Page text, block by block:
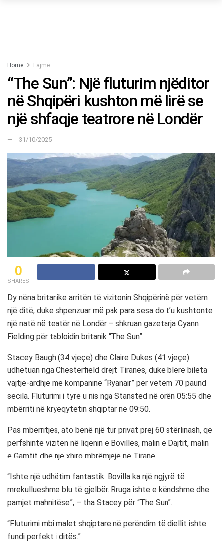
Home Lajme
“The Sun”: Një fluturim njëditor
në Shqipëri kushton më lirë se
një shfaqje teatrore në Londër
31/10/2025
0
SHARES
Dy nëna britanike arritën të vizitonin Shqipërinë për vetëm
një ditë, duke shpenzuar më pak para sesa do t’u kushtonte
një natë në teatër në Londër – shkruan gazetarja Cyann
Fielding për tabloidin britanik “The Sun”.
Stacey Baugh (34 vjeçe) dhe Claire Dukes (41 vjeçe)
udhëtuan nga Chesterfield drejt Tiranës, duke blerë bileta
vajtje-ardhje me kompaninë “Ryanair” për vetëm 70 paund
secila. Fluturimi i tyre u nis nga Stansted në orën 05:55 dhe
mbërriti në kryeqytetin shqiptar në 09:50.
Pas mbërritjes, ato bënë një tur privat prej 60 stërlinash, që
përfshinte vizitën në liqenin e Bovillës, malin e Dajtit, malin
e Gamtit dhe një xhiro mbrëmjeje në Tiranë.
“Ishte një udhëtim fantastik. Bovilla ka një ngjyrë të
mrekullueshme blu të gjelbër. Rruga ishte e këndshme dhe
pamjet mahnitëse”, – tha Stacey për “The Sun”.
“Fluturimi mbi malet shqiptare në perëndim të diellit ishte
fundi perfekt i ditës.”